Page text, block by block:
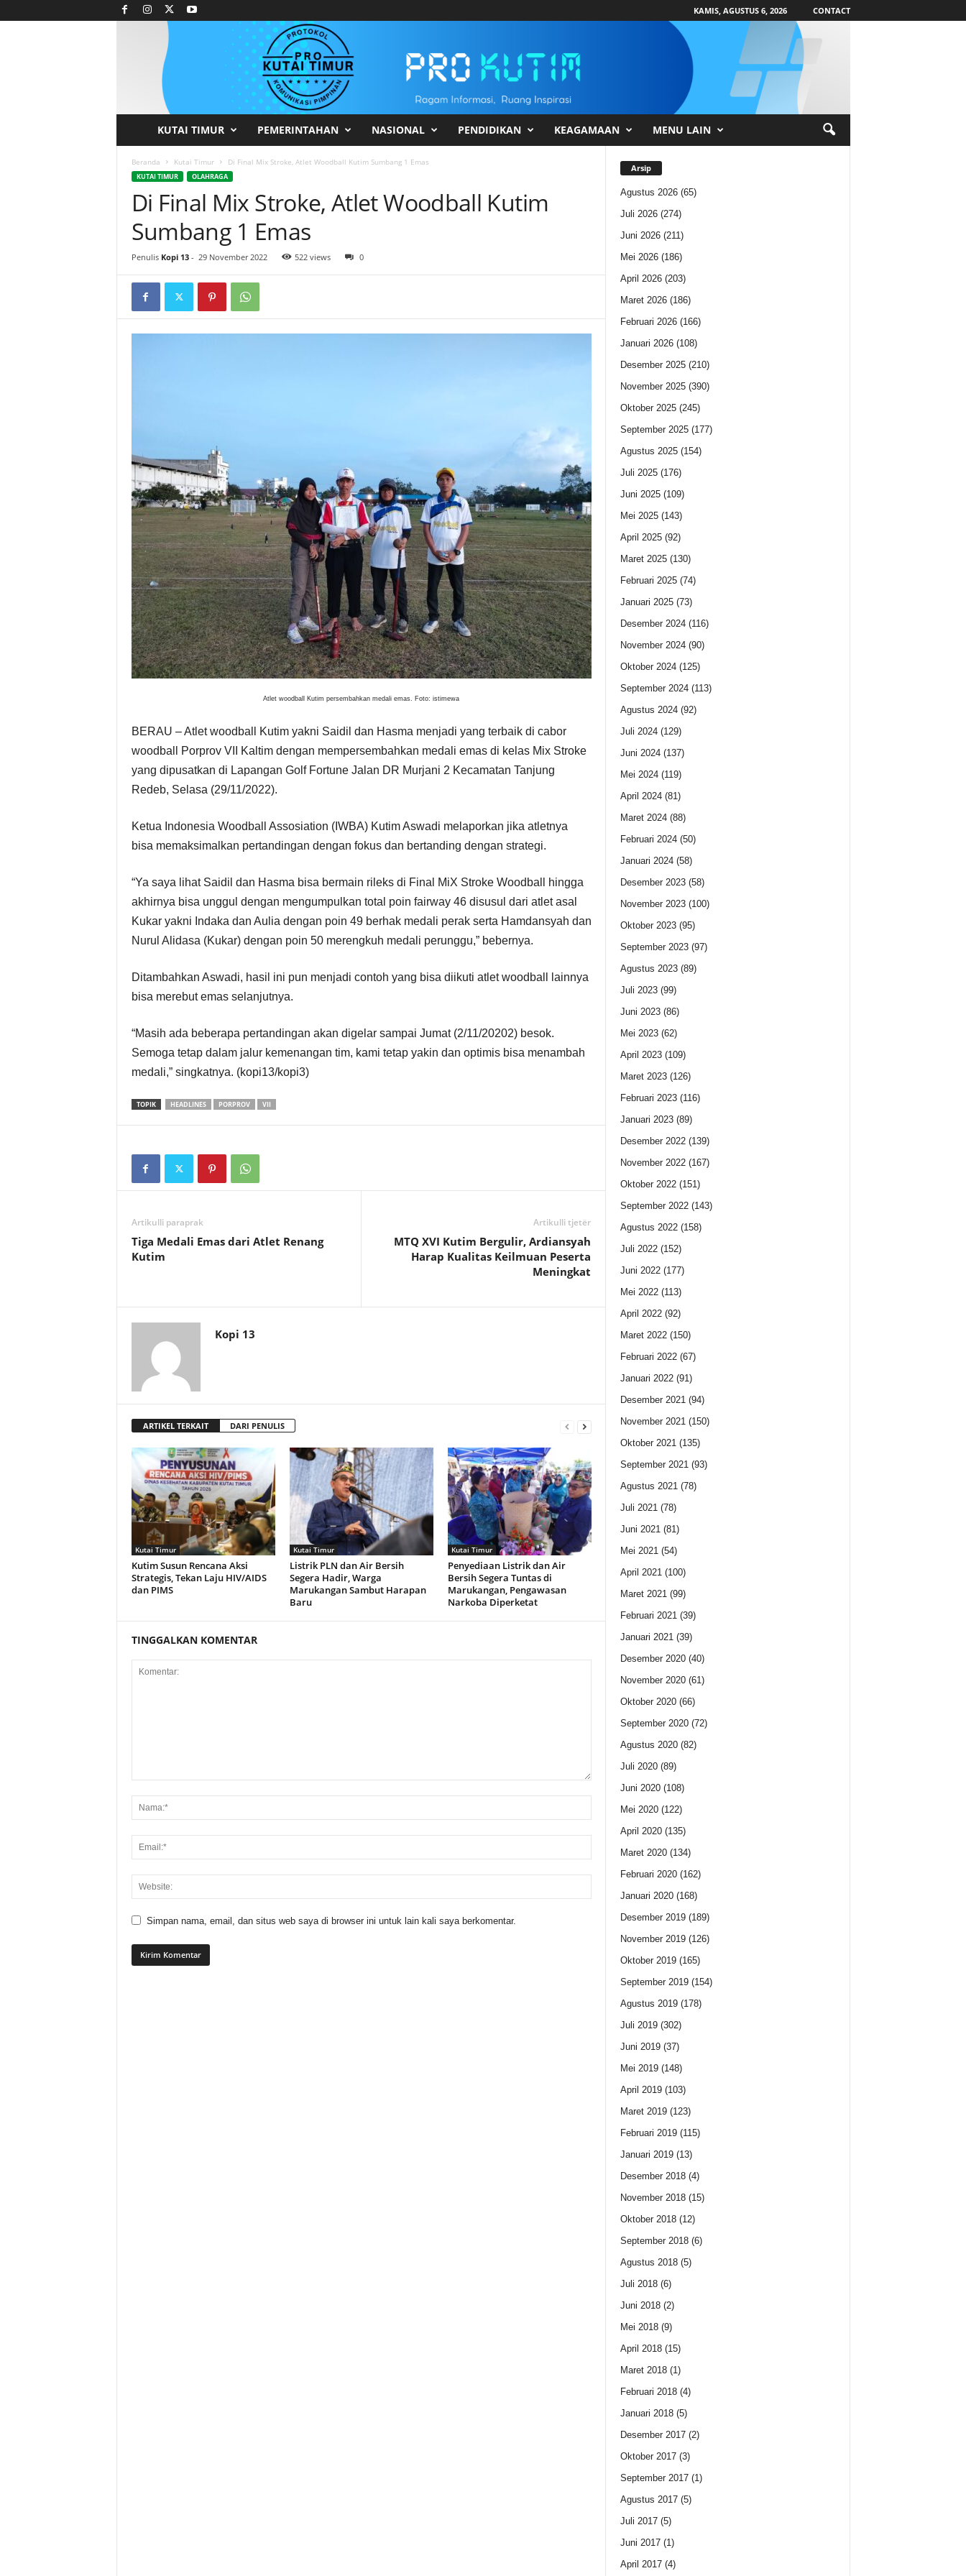
KAMIS, AGUSTUS 6, 2026 CONTACT
r
o
o
o
u
n
i
k
a
s
P
m
p
n
a
S
r
e
a
r
a
h
KUTAI TIMUR PEMERINTAHAN NASIONAL PENDIDIKAN KEAGAMAAN MENU LAIN
Beranda Kutai Timur Di Final Mix Stroke, Atlet Woodball Kutim Sumbang 1 Emas
KUTAI TIMUR OLAHRAGA
Di Final Mix Stroke, Atlet Woodball Kutim
Sumbang 1 Emas
Penulis Kopi 13- 29 November 2022 522 views 0
Atlet woodball Kutim persembahkan medali emas. Foto: istimewa
BERAU – Atlet woodball Kutim yakni Saidil dan Hasma menjadi yang terbaik di cabor
woodball Porprov VII Kaltim dengan mempersembahkan medali emas di kelas Mix Stroke
yang dipusatkan di Lapangan Golf Fortune Jalan DR Murjani 2 Kecamatan Tanjung
Redeb, Selasa (29/11/2022).
Ketua Indonesia Woodball Assosiation (IWBA) Kutim Aswadi melaporkan jika atletnya
bisa memaksimalkan pertandingan dengan fokus dan bertanding dengan strategi.
“Ya saya lihat Saidil dan Hasma bisa bermain rileks di Final MiX Stroke Woodball hingga
akhirnya bisa unggul dengan mengumpulkan total poin fairway 46 disusul dari atlet asal
Kukar yakni Indaka dan Aulia dengan poin 49 berhak medali perak serta Hamdansyah dan
Nurul Alidasa (Kukar) dengan poin 50 merengkuh medali perunggu,” bebernya.
Ditambahkan Aswadi, hasil ini pun menjadi contoh yang bisa diikuti atlet woodball lainnya
bisa merebut emas selanjutnya.
“Masih ada beberapa pertandingan akan digelar sampai Jumat (2/11/20202) besok.
Semoga tetap dalam jalur kemenangan tim, kami tetap yakin dan optimis bisa menambah
medali,” singkatnya. (kopi13/kopi3)
TOPIK HEADLINES PORPROV VII
Artikulli paraprak
Tiga Medali Emas dari Atlet Renang
Kutim
Artikulli tjetër
MTQ XVI Kutim Bergulir, Ardiansyah
Harap Kualitas Keilmuan Peserta
Meningkat
Kopi 13
ARTIKEL TERKAIT DARI PENULIS
Kutai Timur
Kutim Susun Rencana Aksi
Strategis, Tekan Laju HIV/AIDS
dan PIMS
Kutai Timur
Listrik PLN dan Air Bersih
Segera Hadir, Warga
Marukangan Sambut Harapan
Baru
Kutai Timur
Penyediaan Listrik dan Air
Bersih Segera Tuntas di
Marukangan, Pengawasan
Narkoba Diperketat
TINGGALKAN KOMENTAR
Simpan nama, email, dan situs web saya di browser ini untuk lain kali saya berkomentar.
Arsip
Agustus 2026(65)
Juli 2026(274)
Juni 2026(211)
Mei 2026(186)
April 2026(203)
Maret 2026(186)
Februari 2026(166)
Januari 2026(108)
Desember 2025(210)
November 2025(390)
Oktober 2025(245)
September 2025(177)
Agustus 2025(154)
Juli 2025(176)
Juni 2025(109)
Mei 2025(143)
April 2025(92)
Maret 2025(130)
Februari 2025(74)
Januari 2025(73)
Desember 2024(116)
November 2024(90)
Oktober 2024(125)
September 2024(113)
Agustus 2024(92)
Juli 2024(129)
Juni 2024(137)
Mei 2024(119)
April 2024(81)
Maret 2024(88)
Februari 2024(50)
Januari 2024(58)
Desember 2023(58)
November 2023(100)
Oktober 2023(95)
September 2023(97)
Agustus 2023(89)
Juli 2023(99)
Juni 2023(86)
Mei 2023(62)
April 2023(109)
Maret 2023(126)
Februari 2023(116)
Januari 2023(89)
Desember 2022(139)
November 2022(167)
Oktober 2022(151)
September 2022(143)
Agustus 2022(158)
Juli 2022(152)
Juni 2022(177)
Mei 2022(113)
April 2022(92)
Maret 2022(150)
Februari 2022(67)
Januari 2022(91)
Desember 2021 (94)
November 2021 (150)
Oktober 2021 (135)
September 2021 (93)
Agustus 2021 (78)
Juli 2021 (78)
Juni 2021 (81)
Mei 2021 (54)
April 2021 (100)
Maret 2021 (99)
Februari 2021 (39)
Januari 2021 (39)
Desember 2020(40)
November 2020(61)
Oktober 2020(66)
September 2020(72)
Agustus 2020(82)
Juli 2020(89)
Juni 2020(108)
Mei 2020(122)
April 2020(135)
Maret 2020(134)
Februari 2020(162)
Januari 2020(168)
Desember 2019(189)
November 2019(126)
Oktober 2019(165)
September 2019(154)
Agustus 2019(178)
Juli 2019(302)
Juni 2019(37)
Mei 2019(148)
April 2019(103)
Maret 2019(123)
Februari 2019(115)
Januari 2019(13)
Desember 2018(4)
November 2018(15)
Oktober 2018(12)
September 2018(6)
Agustus 2018(5)
Juli 2018(6)
Juni 2018(2)
Mei 2018(9)
April 2018(15)
Maret 2018(1)
Februari 2018(4)
Januari 2018(5)
Desember 2017(2)
Oktober 2017(3)
September 2017(1)
Agustus 2017(5)
Juli 2017(5)
Juni 2017(1)
April 2017(4)